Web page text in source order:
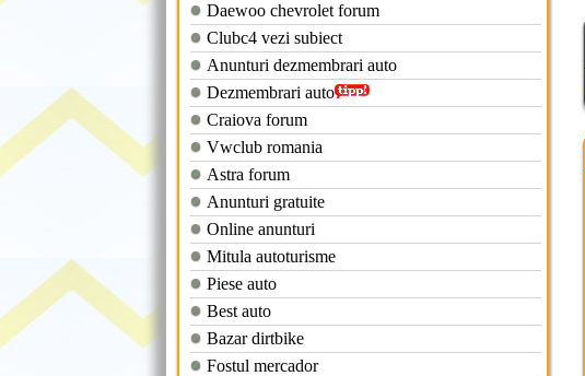
Daewoo chevrolet forum
Clubc4 vezi subiect
Anunturi dezmembrari auto
Dezmembrari auto
Craiova forum
Vwclub romania
Astra forum
Anunturi gratuite
Online anunturi
Mitula autoturisme
Piese auto
Best auto
Bazar dirtbike
Fostul mercador